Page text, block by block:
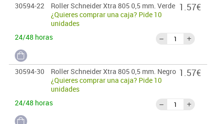
30594-22
Roller Schneider Xtra 805 0,5 mm. Verde
¿Quieres comprar una caja? Pide 10
unidades
24/48 horas
1.57€
30594-30
Roller Schneider Xtra 805 0,5 mm. Negro
¿Quieres comprar una caja? Pide 10
unidades
24/48 horas
1.57€